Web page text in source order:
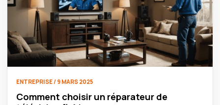
ENTREPRISE / 9 MARS 2025
Comment choisir un réparateur de